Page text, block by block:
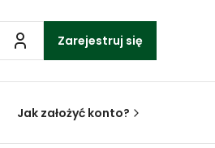
Zarejestruj się
Jak założyć konto?